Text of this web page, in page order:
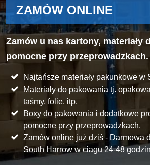
ZAMÓW ONLINE
Zamów u nas kartony, materiały
pomocne przy przeprowadzkach.
Najtańsze materiały pakunkowe w
Materiały do pakowania tj.
taśmy, folie, itp.
Boxy do pakowania i dodatkowe
pomocne przy przeprowadzkach.
Zamów online już dziś - Darmowa
South Harrow w ciagu 24-48